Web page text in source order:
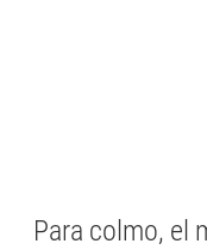
Para colmo, el